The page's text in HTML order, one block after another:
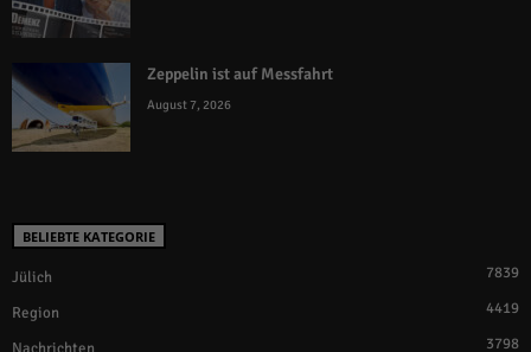
Zeppelin ist auf Messfahrt
August 7, 2026
BELIEBTE KATEGORIE
Jülich 7839
Region 4419
Nachrichten 3798